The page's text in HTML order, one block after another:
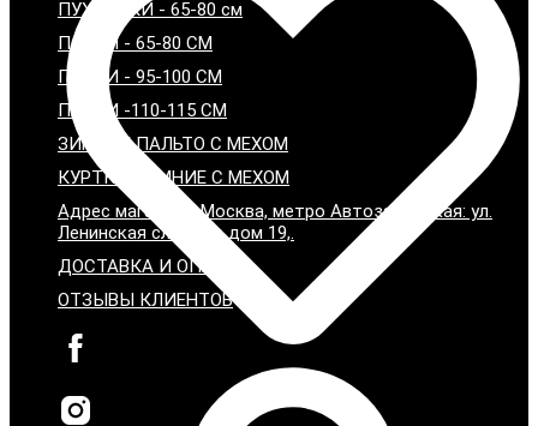
ПУХОВИКИ - 65-80 см
ПАРКИ - 65-80 СМ
ПАРКИ - 95-100 СМ
ПАРКИ -110-115 СМ
ЗИМНИЕ ПАЛЬТО С МЕХОМ
КУРТКИ ЗИМНИЕ С МЕХОМ
Адрес магазина: Москва, метро Автозаводская: ул.
Ленинская слобода дом 19,.
ДОСТАВКА И ОПЛАТА
ОТЗЫВЫ КЛИЕНТОВ